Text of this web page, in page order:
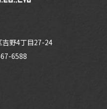
吉野4丁目27-24
6588